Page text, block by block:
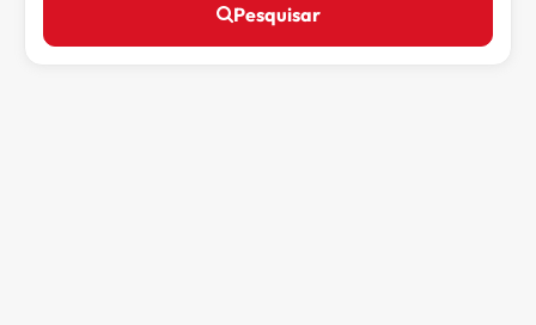
Pesquisar